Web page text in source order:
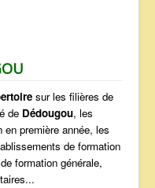
sur les filières de
de Dédougou, les
première année, les
de formation
formation générale,